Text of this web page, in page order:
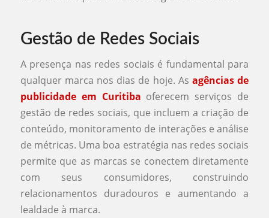
Gestão de Redes Sociais
A presença nas redes sociais é fundamental para
qualquer marca nos dias de hoje. Asagências de
publicidade em Curitiba oferecem serviços de
gestão de redes sociais, que incluem a criação de
conteúdo, monitoramento de interações e análise
de métricas. Uma boa estratégia nas redes sociais
permite que as marcas se conectem diretamente
com seus consumidores, construindo
relacionamentos duradouros e aumentando a
lealdade à marca.